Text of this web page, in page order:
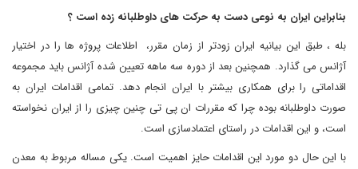
بنابراین ایران به نوعی دست به حرکت های داوطلبانه زده است ؟
بله ، طبق این بیانیه ایران زودتر از زمان مقرر، اطلاعات پروژه ها را در اختیار
آژانس می گذارد. همچنین بعد از دوره سه ماهه تعیین شده آژانس باید مجموعه
اقداماتی را برای همکاری بیشتر با ایران انجام دهد. تمامی اقدامات ایران به
صورت داوطلبانه بوده چرا که مقررات ان پی تی چنین چیزی را از ایران نخواسته
است، و این اقدامات در راستای اعتمادسازی است.
با این حال دو مورد این اقدامات حایز اهمیت است. یکی مساله مربوط به معدن